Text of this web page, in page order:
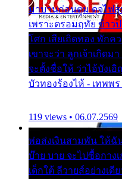
มาบานก่อนตูม ดุจไฟสุ
เพราะตรอมฤทัย ข้าว
โศก เสียเถิดทอง พักค
เขาจะว่า ลูกเจ้าเกิดม
จะตั้งชื่อให้ ว่าไอ้บังเอิ
บัวทองร้องไห้ - เทพพ
119 views • 06.07.2569
พ่อส่งเงินสามพัน ให้ฉั
บ๊าย บาย จะไปซื้อกาง
เด็กใต้ ลีวายส์อย่างเดี